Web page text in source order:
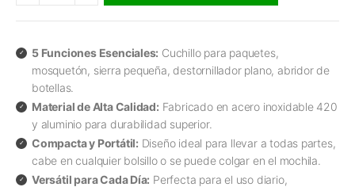
5 Funciones Esenciales: Cuchillo para paquetes,
mosquetón, sierra pequeña, destornillador plano, abridor de
botellas.
Material de Alta Calidad: Fabricado en acero inoxidable 420
y aluminio para durabilidad superior.
Compacta y Portátil: Diseño ideal para llevar a todas partes,
cabe en cualquier bolsillo o se puede colgar en el mochila.
Versátil para Cada Día: Perfecta para el uso diario,